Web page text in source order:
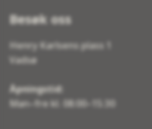
Besøk oss
Henry Karlsens plass 1
Vadsø
Åpningstid:
Man–fre kl. 08:00–15:30